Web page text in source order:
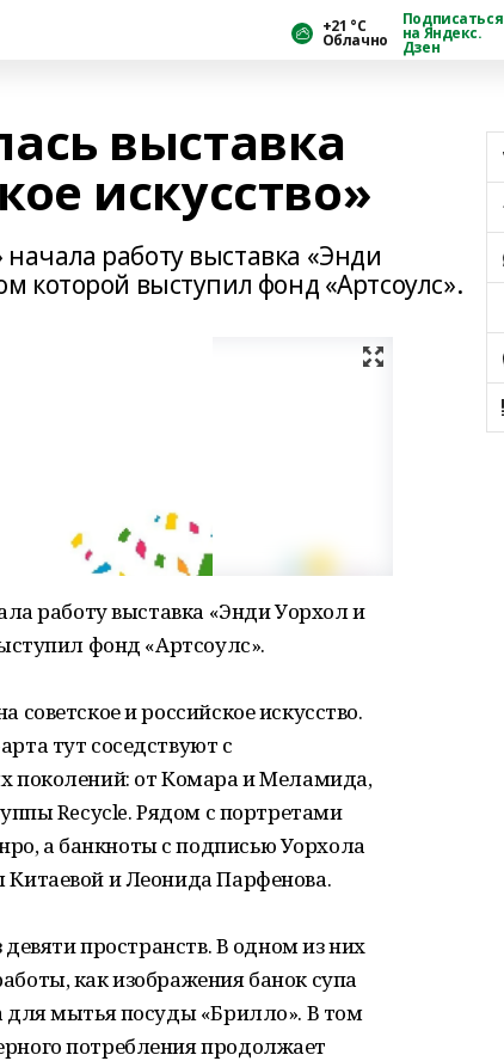
+21 °С
Облачно
Подписаться
на Яндекс.
Дзен
выставка
искусство»
работу выставка «Энди
которой выступил фонд «Артсоулс».
работу выставка «Энди Уорхол и
фонд «Артсоулс».
и российское искусство.
тут соседствуют с
поколений: от Комара и Меламида,
Recycle. Рядом с портретами
а банкноты с подписью Уорхола
и Леонида Парфенова.
пространств. В одном из них
как изображения банок супа
для мытья посуды «Брилло». В том
потребления продолжает